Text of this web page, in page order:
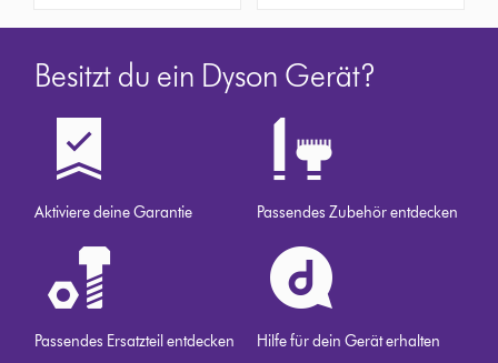
Besitzt du ein Dyson Gerät?
Aktiviere deine Garantie Passendes Zubehör entdecken
Passendes Ersatzteil entdecken Hilfe für dein Gerät erhalten